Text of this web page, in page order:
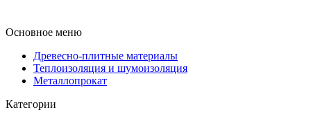
Основное меню
Древесно-плитные материалы
Теплоизоляция и шумоизоляция
Металлопрокат
Категории